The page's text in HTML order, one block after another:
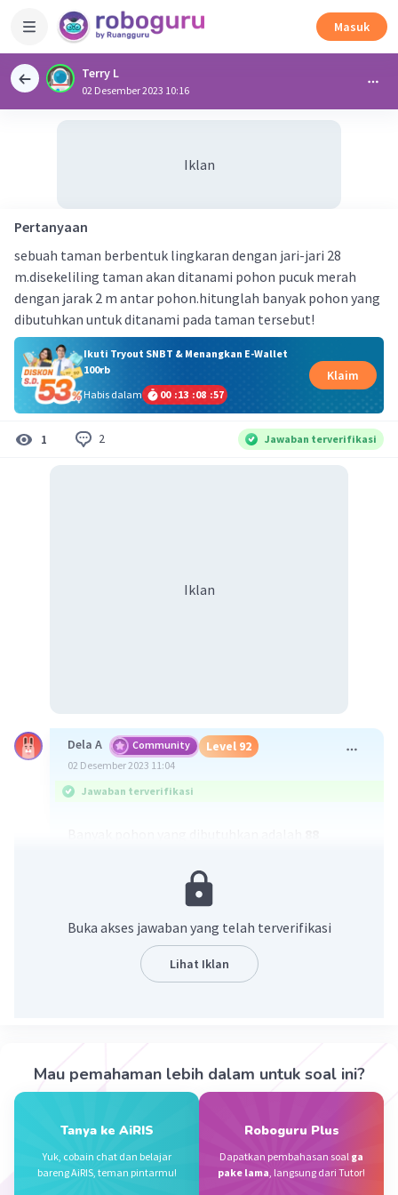
Masuk
Terry L
02 Desember 2023 10:16
Iklan
Pertanyaan
sebuah taman berbentuk lingkaran dengan jari-jari 28
m.disekeliling taman akan ditanami pohon pucuk merah
dengan jarak 2 m antar pohon.hitunglah banyak pohon yang
dibutuhkan untuk ditanami pada taman tersebut!
Ikuti Tryout SNBT & Menangkan E-Wallet
100rb
Habis dalam
00 :13 :08 :56
Klaim
1 2 Jawaban terverifikasi
Iklan
Dela A Community Level 92
02 Desember 2023 11:04
Jawaban terverifikasi
Penjelasan ada di gambar yaa
Beri Rating (1 Balas
Buka akses jawaban yang telah terverifikasi
Lihat Iklan
Mau pemahaman lebih dalam untuk soal ini?
Tanya ke AiRIS
Yuk, cobain chat dan belajar
bareng AiRIS, teman pintarmu!
Roboguru Plus
Dapatkan pembahasan soal ga
pake lama, langsung dari Tutor!